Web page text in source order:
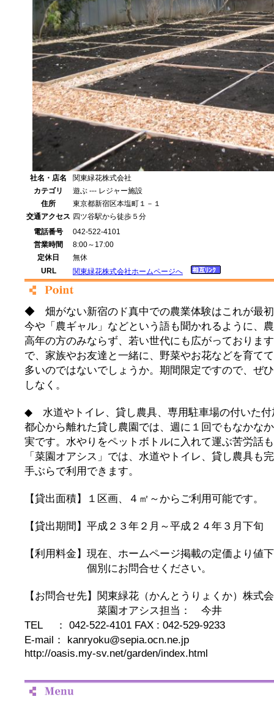
社名・店名
関東緑花株式会社
カテゴリ
遊ぶ --- レジャー施設
住所
東京都新宿区本塩町１－１
交通アクセス 四ツ谷駅から徒歩５分
電話番号
042-522-4101
営業時間
8:00～17:00
定休日
無休
URL
関東緑花株式会社ホームページへ
◆ 畑がない新宿のド真中での農業体験はこれが最
今や「農ギャル」などという語も聞かれるように、
高年の方のみならず、若い世代にも広がっておりま
で、家族やお友達と一緒に、野菜やお花などを育て
多いのではないでしょうか。期間限定ですので、ぜ
しなく。
◆ 水道やトイレ、貸し農具、専用駐車場の付いた付
都心から離れた貸し農園では、週に１回でもなかな
実です。水やりをペットボトルに入れて運ぶ苦労
「菜園オアシス」では、水道やトイレ、貸し農具も
手ぶらで利用できます。
【貸出面積】１区画、４㎡～からご利用可能です。
【貸出期間】平成２３年２月～平成２４年３月下旬
【利用料金】現在、ホームページ掲載の定価より値
個別にお問合せください。
【お問合せ先】関東緑花（かんとうりょくか）株
菜園オアシス担当： 今井
TEL ： 042-522-4101 FAX : 042-529-9233
E-mail： kanryoku@sepia.ocn.ne.jp
http://oasis.my-sv.net/garden/index.html